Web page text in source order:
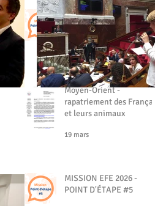
MISSION EFE - POINT
D'ÉTAPE #6
19 mars
Moyen-Orient -
rapatriement des Français
et leurs animaux
19 mars
MISSION EFE 2026 -
POINT D'ÉTAPE #5